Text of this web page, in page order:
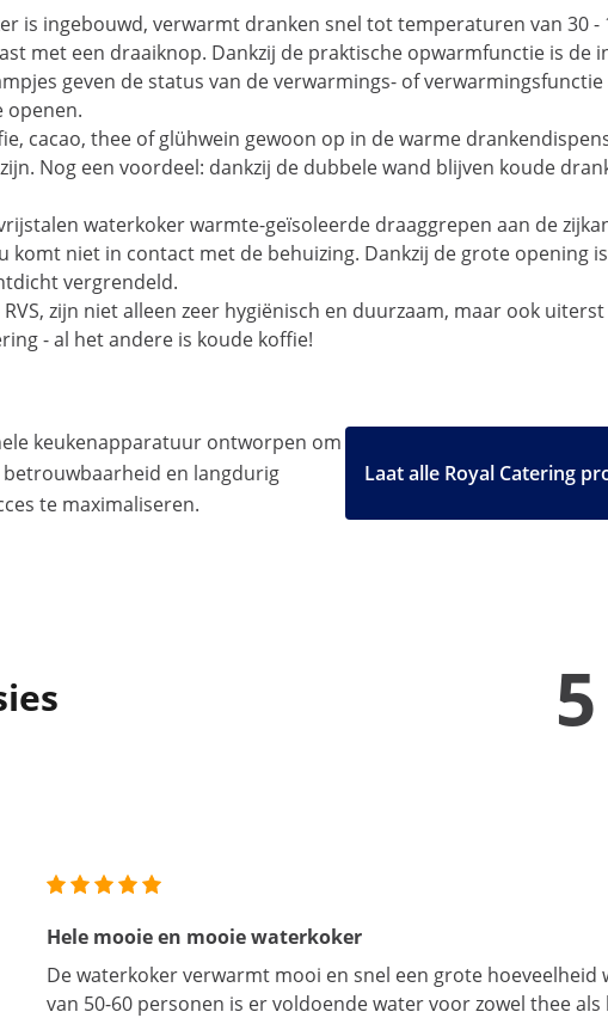
is ingebouwd, verwarmt dranken snel tot temperaturen van 30 -
met een draaiknop. Dankzij de praktische opwarmfunctie is
geven de status van de verwarmings- of
openen.
cacao, thee of glühwein gewoon op in de warme
Nog een voordeel: dankzij de dubbele wand blijven koude
waterkoker warmte-geïsoleerde draaggrepen aan de
niet in contact met de behuizing. Dankzij de grote opening
vergrendeld.
zijn niet alleen zeer hygiënisch en duurzaam, maar ook
- al het andere is koude koffie!
keukenapparatuur ontworpen om
en langdurig
te maximaliseren.
Laat alle Royal Catering
5
Hele mooie en mooie waterkoker
De waterkoker verwarmt mooi en snel een grote hoeveelheid
van 50-60 personen is er voldoende water voor zowel thee